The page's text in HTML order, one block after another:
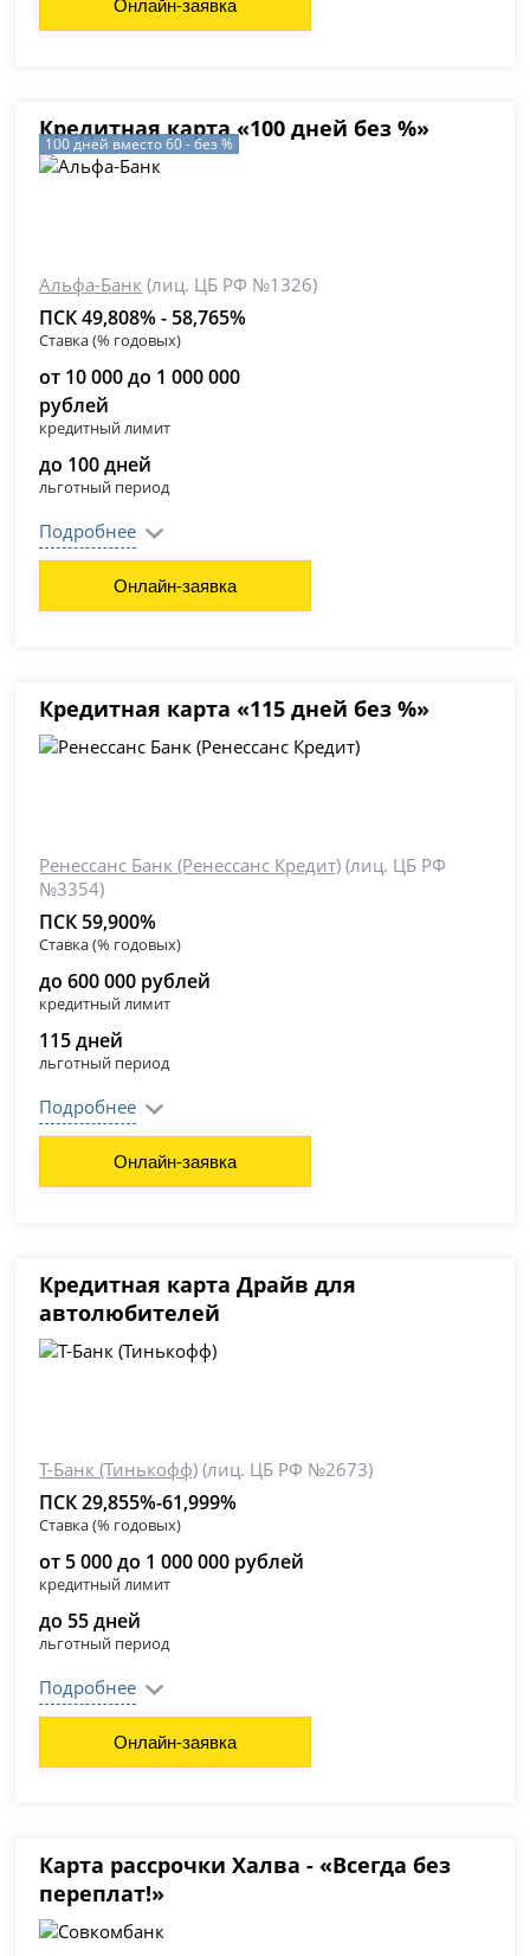
Онлайн-заявка
Кредитная карта «100 дней без %»
100 дней вместо 60 - без %
Альфа-Банк (лиц. ЦБ РФ №1326)
ПСК 49,808% - 58,765%
Ставка (% годовых)
от 10 000 до 1 000 000
рублей
кредитный лимит
до 100 дней
льготный период
Подробнее
Онлайн-заявка
Кредитная карта «115 дней без %»
Ренессанс Банк (Ренессанс Кредит) (лиц. ЦБ РФ
№3354)
ПСК 59,900%
Ставка (% годовых)
до 600 000 рублей
кредитный лимит
115 дней
льготный период
Подробнее
Онлайн-заявка
Кредитная карта Драйв для
автолюбителей
Т-Банк (Тинькофф) (лиц. ЦБ РФ №2673)
ПСК 29,855%-61,999%
Ставка (% годовых)
от 5 000 до 1 000 000 рублей
кредитный лимит
до 55 дней
льготный период
Подробнее
Онлайн-заявка
Карта рассрочки Халва - «Всегда без
переплат!»